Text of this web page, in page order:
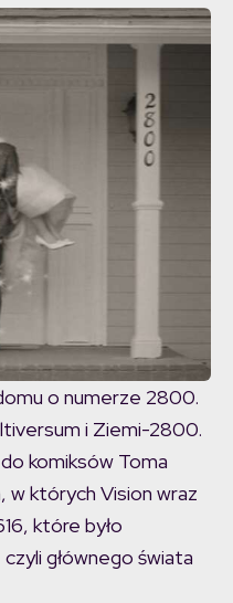
o numerze 2800.
i Ziemi-2800.
komiksów Toma
w których Vision wraz
które było
głównego świata